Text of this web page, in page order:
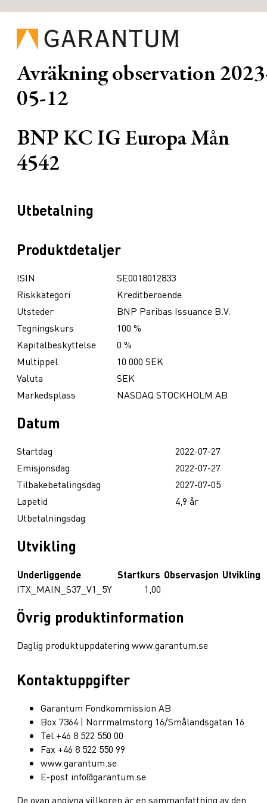
Avräkning observation
05-12
BNP KC IG Europa Mån
4542
Utbetalning
Produktdetaljer
ISIN
SE0018012833
Riskkategori
Kreditberoende
Utsteder
BNP Paribas Issuance B.V.
Tegningskurs
100 %
Kapitalbeskyttelse
0 %
Multippel
10 000 SEK
Valuta
SEK
Markedsplass
NASDAQ STOCKHOLM AB
Datum
Startdag
2022-07-27
Emisjonsdag
2022-07-27
Tilbakebetalingsdag
2027-07-05
Løpetid
4,9 år
Utbetalningsdag
Utvikling
Underliggende Startkurs Observasjon Utvikling
ITX_MAIN_S37_V1_5Y
1,00
Övrig produktinformation
Daglig produktuppdatering www.garantum.se
Kontaktuppgifter
Garantum Fondkommission AB
Box 7364 | Norrmalmstorg 16/Smålandsgatan 16
Tel +46 8 522 550 00
Fax +46 8 522 550 99
www.garantum.se
E-post info@garantum.se
De ovan angivna villkoren är en sammanfattning av den